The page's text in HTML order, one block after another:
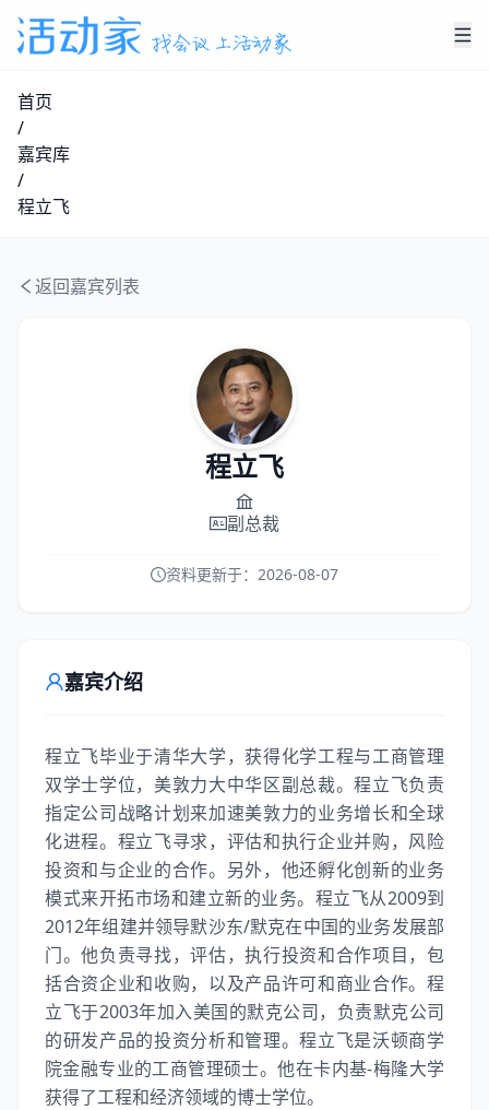
首页
/
嘉宾库
/
程立飞
返回嘉宾列表
程立飞
副总裁
资料更新于： 2026-08-07
嘉宾介绍
程立飞毕业于清华大学，获得化学工程与工商管理
双学士学位，美敦力大中华区副总裁。程立飞负责
指定公司战略计划来加速美敦力的业务增长和全球
化进程。程立飞寻求，评估和执行企业并购，风险
投资和与企业的合作。另外，他还孵化创新的业务
模式来开拓市场和建立新的业务。程立飞从2009到
2012年组建并领导默沙东/默克在中国的业务发展部
门。他负责寻找，评估，执行投资和合作项目，包
括合资企业和收购，以及产品许可和商业合作。程
立飞于2003年加入美国的默克公司，负责默克公司
的研发产品的投资分析和管理。程立飞是沃顿商学
院金融专业的工商管理硕士。他在卡内基-梅隆大学
获得了工程和经济领域的博士学位。